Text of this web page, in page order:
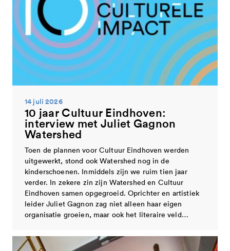
14 juli 2026
10 jaar Cultuur Eindhoven:
interview met Juliet Gagnon
Watershed
Toen de plannen voor Cultuur Eindhoven werden
uitgewerkt, stond ook Watershed nog in de
kinderschoenen. Inmiddels zijn we ruim tien jaar
verder. In zekere zin zijn Watershed en Cultuur
Eindhoven samen opgegroeid. Oprichter en artistiek
leider Juliet Gagnon zag niet alleen haar eigen
organisatie groeien, maar ook het literaire veld…